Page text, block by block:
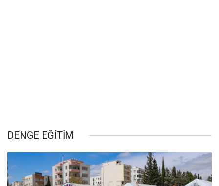
DENGE EĞİTİM